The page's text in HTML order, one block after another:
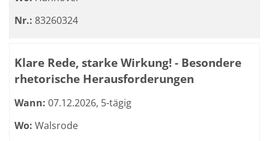
Nr.: 83260324
Klare Rede, starke Wirkung! - Besondere
rhetorische Herausforderungen
Wann: 07.12.2026, 5-tägig
Wo: Walsrode